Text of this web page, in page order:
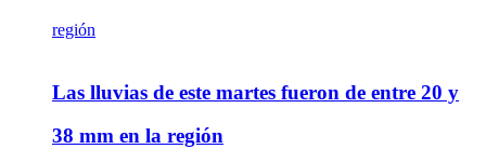
Las lluvias de este martes fueron de entre 20 y
38 mm en la región